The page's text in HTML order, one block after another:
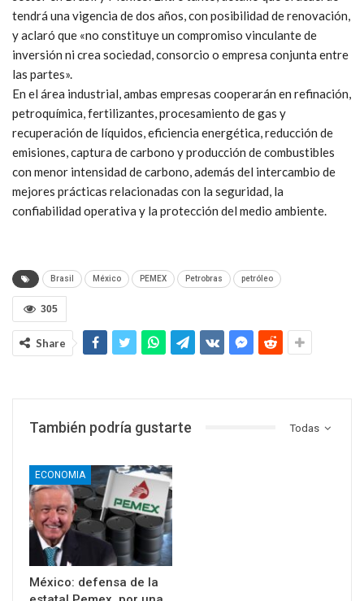
tendrá una vigencia de dos años, con posibilidad de renovación,
y aclaró que «no constituye un compromiso vinculante de
inversión ni crea sociedad, consorcio o empresa conjunta entre
las partes».
En el área industrial, ambas empresas cooperarán en refinación,
petroquímica, fertilizantes, procesamiento de gas y
recuperación de líquidos, eficiencia energética, reducción de
emisiones, captura de carbono y producción de combustibles
con menor intensidad de carbono, además del intercambio de
mejores prácticas relacionadas con la seguridad, la
confiabilidad operativa y la protección del medio ambiente.
Brasil México PEMEX Petrobras petróleo
305
Share
Todas
También podría gustarte
ECONOMIA
México: defensa de la